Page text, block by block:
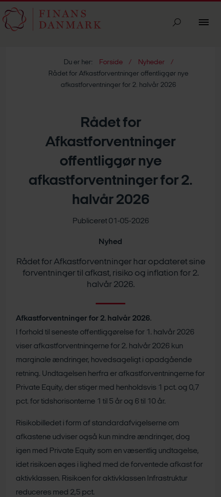
Du er her: Forside
Nyheder
Rådet for Afkastforventninger offentliggør nye
afkastforventninger for 2. halvår 2026
Rådet for
Afkastforventninger
offentliggør nye
afkastforventninger for 2.
halvår 2026
Publiceret 01-05-2026
Nyhed
Rådet for Afkastforventninger har opdateret sine
forventninger til afkast, risiko og inflation for 2.
halvår 2026.
Afkastforventninger for 2. halvår 2026.
I forhold til seneste offentliggørelse for 1. halvår 2026
viser afkastforventningerne for 2. halvår 2026 kun
marginale ændringer, hovedsageligt i opadgående
retning. Undtagelsen herfra er afkastforventningerne for
Private Equity, der stiger med henholdsvis 1 pct. og 0,7
pct. for tidshorisonterne 1 til 5 år og 6 til 10 år.
Risikobilledet i form af standardafvigelserne om
afkastene udviser også kun mindre ændringer, dog
igen med Private Equity som en væsentlig undtagelse,
idet risikoen øges i lighed med de forventede afkast for
aktivklassen. Risikoen for aktivklassen Infrastruktur
reduceres med 2,5 pct.